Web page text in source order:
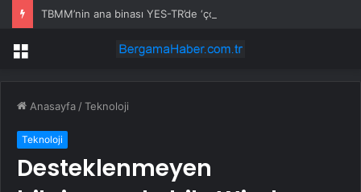
Menü
Anasayfa /Teknoloji
Teknoloji
Desteklenmeyen